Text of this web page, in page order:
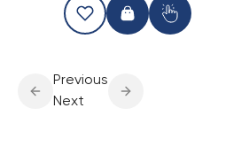
поддержкой Bluetooth
4.2 TP-Link Archer
Previous
Next